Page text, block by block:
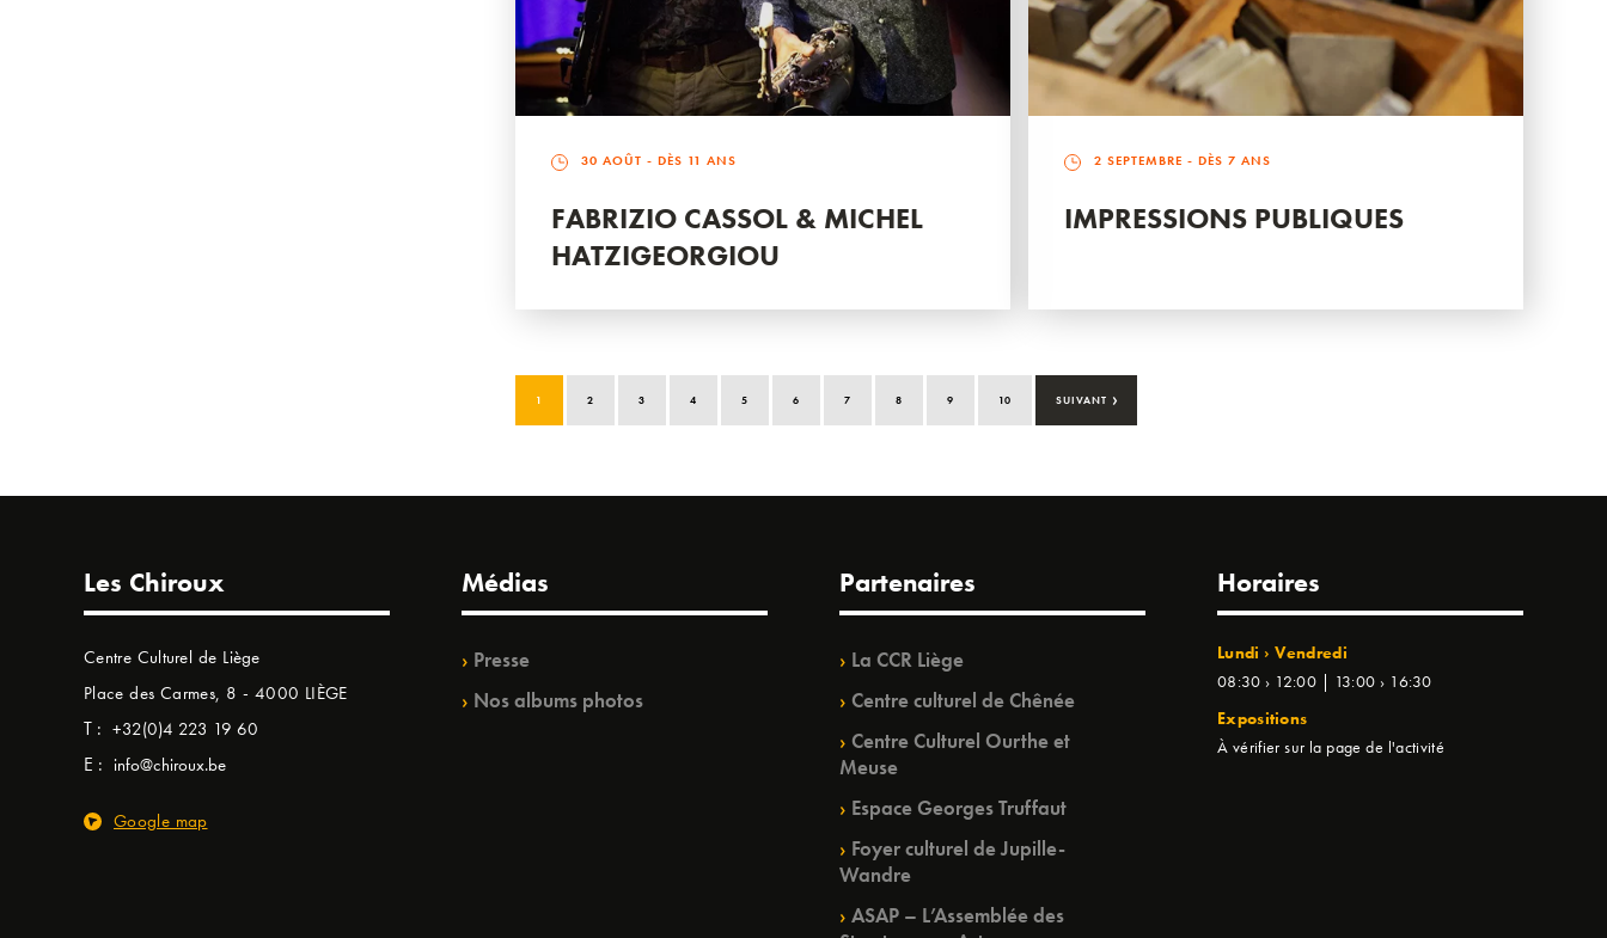
30 AOÛT - DÈS 11 ANS
FABRIZIO CASSOL & MICHEL
HATZIGEORGIOU
2 SEPTEMBRE - DÈS 7 ANS
IMPRESSIONS PUBLIQUES
1 2 3 4 5 6 7 8 9 10 SUIVANT ›
Les Chiroux
Centre Culturel de Liège
Place des Carmes, 8 - 4000 LIÈGE
T : +32(0)4 223 19 60
E : info@chiroux.be
Google map
Médias
Presse
Nos albums photos
Partenaires
La CCR Liège
Centre culturel de Chênée
Centre Culturel Ourthe et
Meuse
Espace Georges Truffaut
Foyer culturel de Jupille-
Wandre
ASAP – L’Assemblée des
Horaires
Lundi › Vendredi
08:30 › 12:00 | 13:00 › 16:30
Expositions
À vérifier sur la page de l'activité